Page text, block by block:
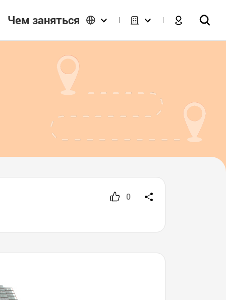
Чем заняться
0